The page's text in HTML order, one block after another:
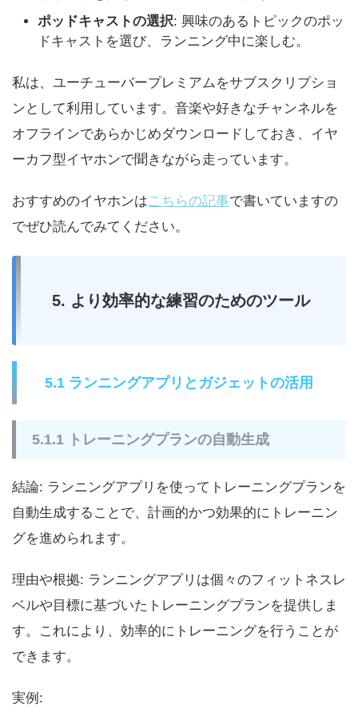
ポッドキャストの選択: 興味のあるトピックのポッ
ドキャストを選び、ランニング中に楽しむ。
私は、ユーチューバープレミアムをサブスクリプショ
ンとして利用しています。音楽や好きなチャンネルを
オフラインであらかじめダウンロードしておき、イヤ
ーカフ型イヤホンで聞きながら走っています。
おすすめのイヤホンはこちらの記事で書いていますの
でぜひ読んでみてください。
5. より効率的な練習のためのツール
5.1 ランニングアプリとガジェットの活用
5.1.1 トレーニングプランの自動生成
結論: ランニングアプリを使ってトレーニングプランを
自動生成することで、計画的かつ効果的にトレーニン
グを進められます。
理由や根拠: ランニングアプリは個々のフィットネスレ
ベルや目標に基づいたトレーニングプランを提供しま
す。これにより、効率的にトレーニングを行うことが
できます。
実例: